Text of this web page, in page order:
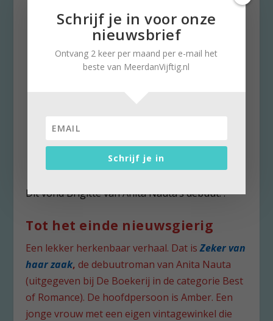
Het debuut van Anita Nauta dat werd gekozen
uit 2500 manuscripten.
Dit vond Brigitte van Anita Nauta’s debuut: :
Tot het einde nieuwsgierig
Een lekker herkenbaar verhaal. Dat isZeker van
haar zaak, de debuutroman van Anita Nauta
(uitgegeven bij De Boekerij in de categorie Best
of Romance). De hoofdpersoon is Amber. Een
jonge vrouw met een eigen vintagewinkel die
Schrijf je in voor onze
nieuwsbrief
Ontvang 2 keer per maand per e-mail het
beste van MeerdanVijftig.nl
Schrijf je in